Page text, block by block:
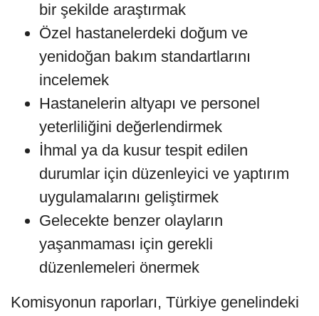
bir şekilde araştırmak
Özel hastanelerdeki doğum ve
yenidoğan bakım standartlarını
incelemek
Hastanelerin altyapı ve personel
yeterliliğini değerlendirmek
İhmal ya da kusur tespit edilen
durumlar için düzenleyici ve yaptırım
uygulamalarını geliştirmek
Gelecekte benzer olayların
yaşanmaması için gerekli
düzenlemeleri önermek
Komisyonun raporları, Türkiye genelindeki